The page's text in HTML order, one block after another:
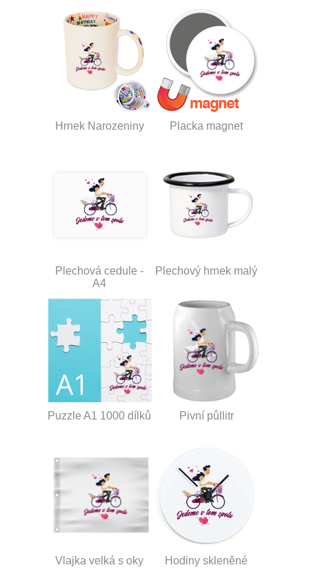
Hrnek Narozeniny Placka magnet
Plechová cedule -
A4
Plechový hrnek malý
Puzzle A1 1000 dílků Pivní půllitr
Vlajka velká s oky Hodiny skleněné